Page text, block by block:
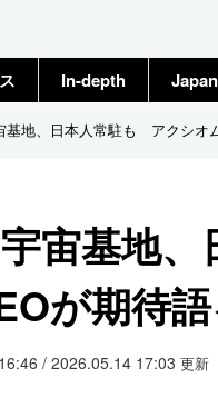
In-depth
基地、日本人常駐も アクシオ
宙基地
が期待
/ 2026.05.14 17:03 更新